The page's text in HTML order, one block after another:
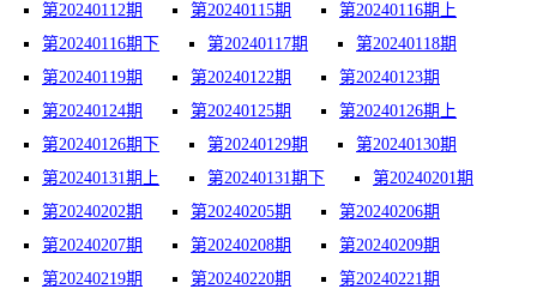
第20240112期
第20240115期
第20240116期上
第20240116期下
第20240117期
第20240118期
第20240119期
第20240122期
第20240123期
第20240124期
第20240125期
第20240126期上
第20240126期下
第20240129期
第20240130期
第20240131期上
第20240131期下
第20240201期
第20240202期
第20240205期
第20240206期
第20240207期
第20240208期
第20240209期
第20240219期
第20240220期
第20240221期